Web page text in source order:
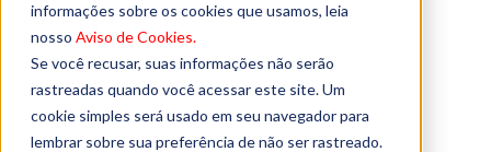
informações sobre os cookies que usamos, leia
nosso Aviso de Cookies.
Se você recusar, suas informações não serão
rastreadas quando você acessar este site. Um
cookie simples será usado em seu navegador para
lembrar sobre sua preferência de não ser rastreado.
VOLTAR AO SITE
QUEM SOMOS
FALE CONOSCO